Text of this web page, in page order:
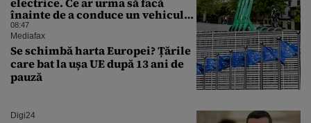
înainte de a conduce un vehicul
pe drumurile publice
08:47
Mediafax
Se schimbă harta Europei? Țările
care bat la ușa UE după 13 ani de
pauză
Digi24